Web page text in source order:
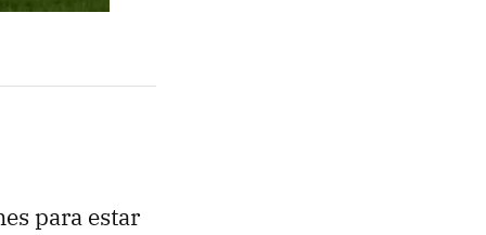
para estar